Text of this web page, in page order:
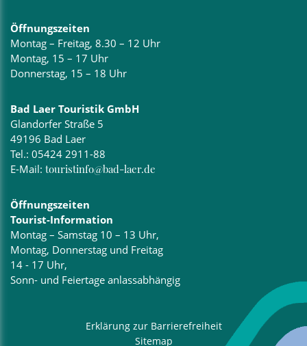
Öffnungszeiten
Montag – Freitag, 8.30 – 12 Uhr
Montag, 15 – 17 Uhr
Donnerstag, 15 – 18 Uhr
Bad Laer Touristik GmbH
Glandorfer Straße 5
49196 Bad Laer
Tel.: 05424 2911-88
E-Mail: touristinfo@bad-laer.de
Öffnungszeiten
Tourist-Information
Montag – Samstag 10 – 13 Uhr,
Montag, Donnerstag und Freitag
14 - 17 Uhr,
Sonn- und Feiertage anlassabhängig
Erklärung zur Barrierefreiheit
Sitemap